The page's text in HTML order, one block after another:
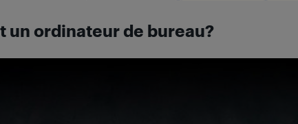
un ordinateur de bureau?